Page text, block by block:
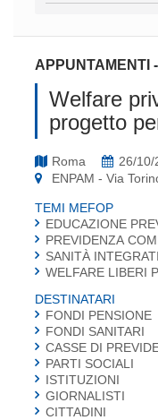
APPUNTAMENTI -
Welfare
progetto
Roma
26/10/
ENPAM - Via
TEMI MEFOP
EDUCAZIONE
PREVIDENZA
SANITÀ
WELFARE LIBERI
DESTINATARI
FONDI PENSIONE
FONDI SANITARI
CASSE DI
PARTI SOCIALI
ISTITUZIONI
GIORNALISTI
CITTADINI